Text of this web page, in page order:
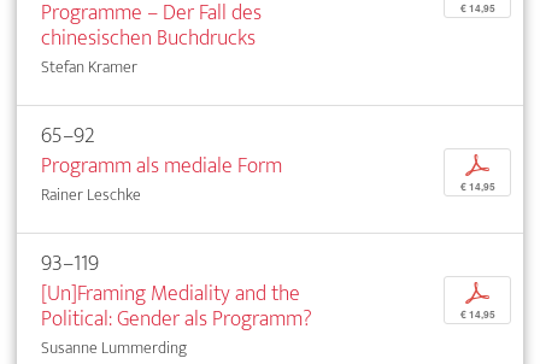
Programme – Der Fall des
chinesischen Buchdrucks
Stefan Kramer
€ 14,95
65–92
Programm als mediale Form
Rainer Leschke
p
€ 14,95
93–119
[Un]Framing Mediality and the
Political: Gender als Programm?
Susanne Lummerding
p
€ 14,95